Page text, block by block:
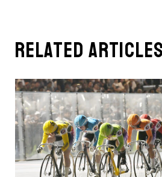
related articles